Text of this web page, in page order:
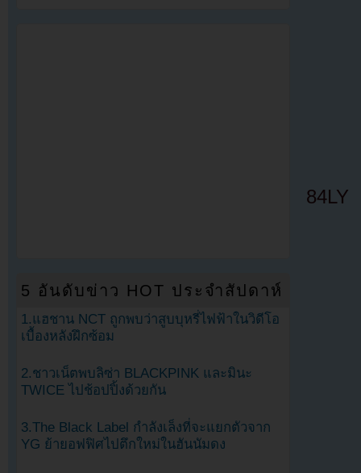
84LY
5 อันดับข่าว HOT ประจำสัปดาห์
1.แฮชาน NCT ถูกพบว่าสูบบุหรี่ไฟฟ้าในวิดีโอ
เบื้องหลังฝึกซ้อม
2.ชาวเน็ตพบลิซ่า BLACKPINK และมินะ
TWICE ไปช้อปปิ้งด้วยกัน
3.The Black Label กำลังเล็งที่จะแยกตัวจาก
YG ย้ายอฟฟิศไปตึกใหม่ในฮันนัมดง